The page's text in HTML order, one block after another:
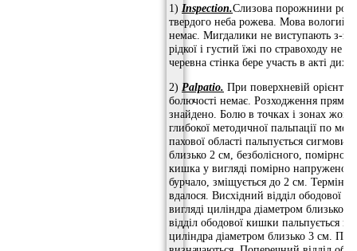
1) Inspection.Слизова порожнини
твердого неба рожева. Мова вологий,
немає. Мигдалики не виступають з-
рідкої і густий їжі по стравоходу
черевна стінка бере участь в акті
2) Palpatio. При поверхневій
болючості немає. Розходження
знайдено. Болю в точках і зонах
глибокої методичної пальпації по
пахової області пальпується
близько 2 см, безболісного, помірно
кишка у вигляді помірно
бурчало, зміщується до 2 см.
вдалося. Висхідний відділ ободової
вигляді циліндра діаметром близько
відділ ободової кишки пальпується в
циліндра діаметром близько 3 см.